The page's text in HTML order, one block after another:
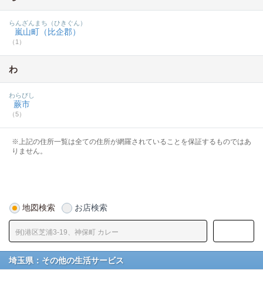
嵐山町（比企郡）
（1）
らんざんまち（ひきぐん）
わ
蕨市
（5）
わらびし
※上記の住所一覧は全ての住所が網羅されていることを保証するものではあ
りません。
地図検索 お店検索
埼玉県：その他の生活サービス